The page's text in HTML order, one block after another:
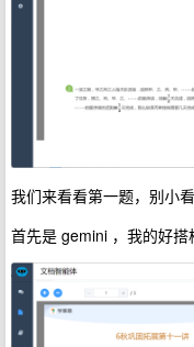
我们来看看第一题，别小
首先是 gemini ，我的好